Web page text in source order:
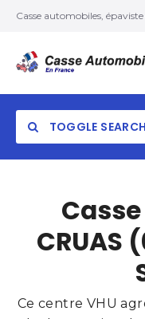
Casse automobiles,
TOGGLE SEARCH
CRUAS
Ce centre VHU